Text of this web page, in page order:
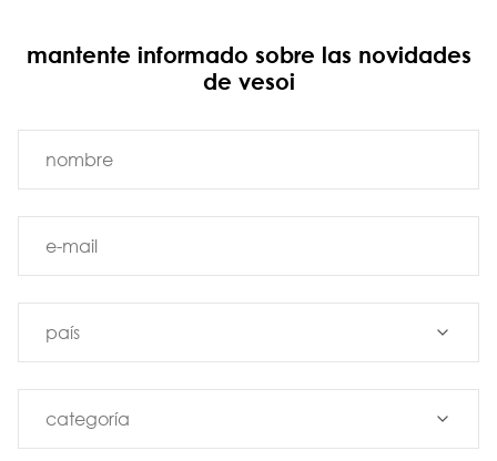
mantente informado sobre las novidades
de vesoi